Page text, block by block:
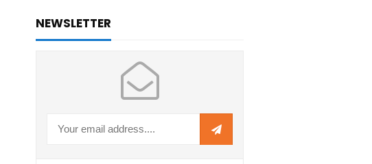
NEWSLETTER